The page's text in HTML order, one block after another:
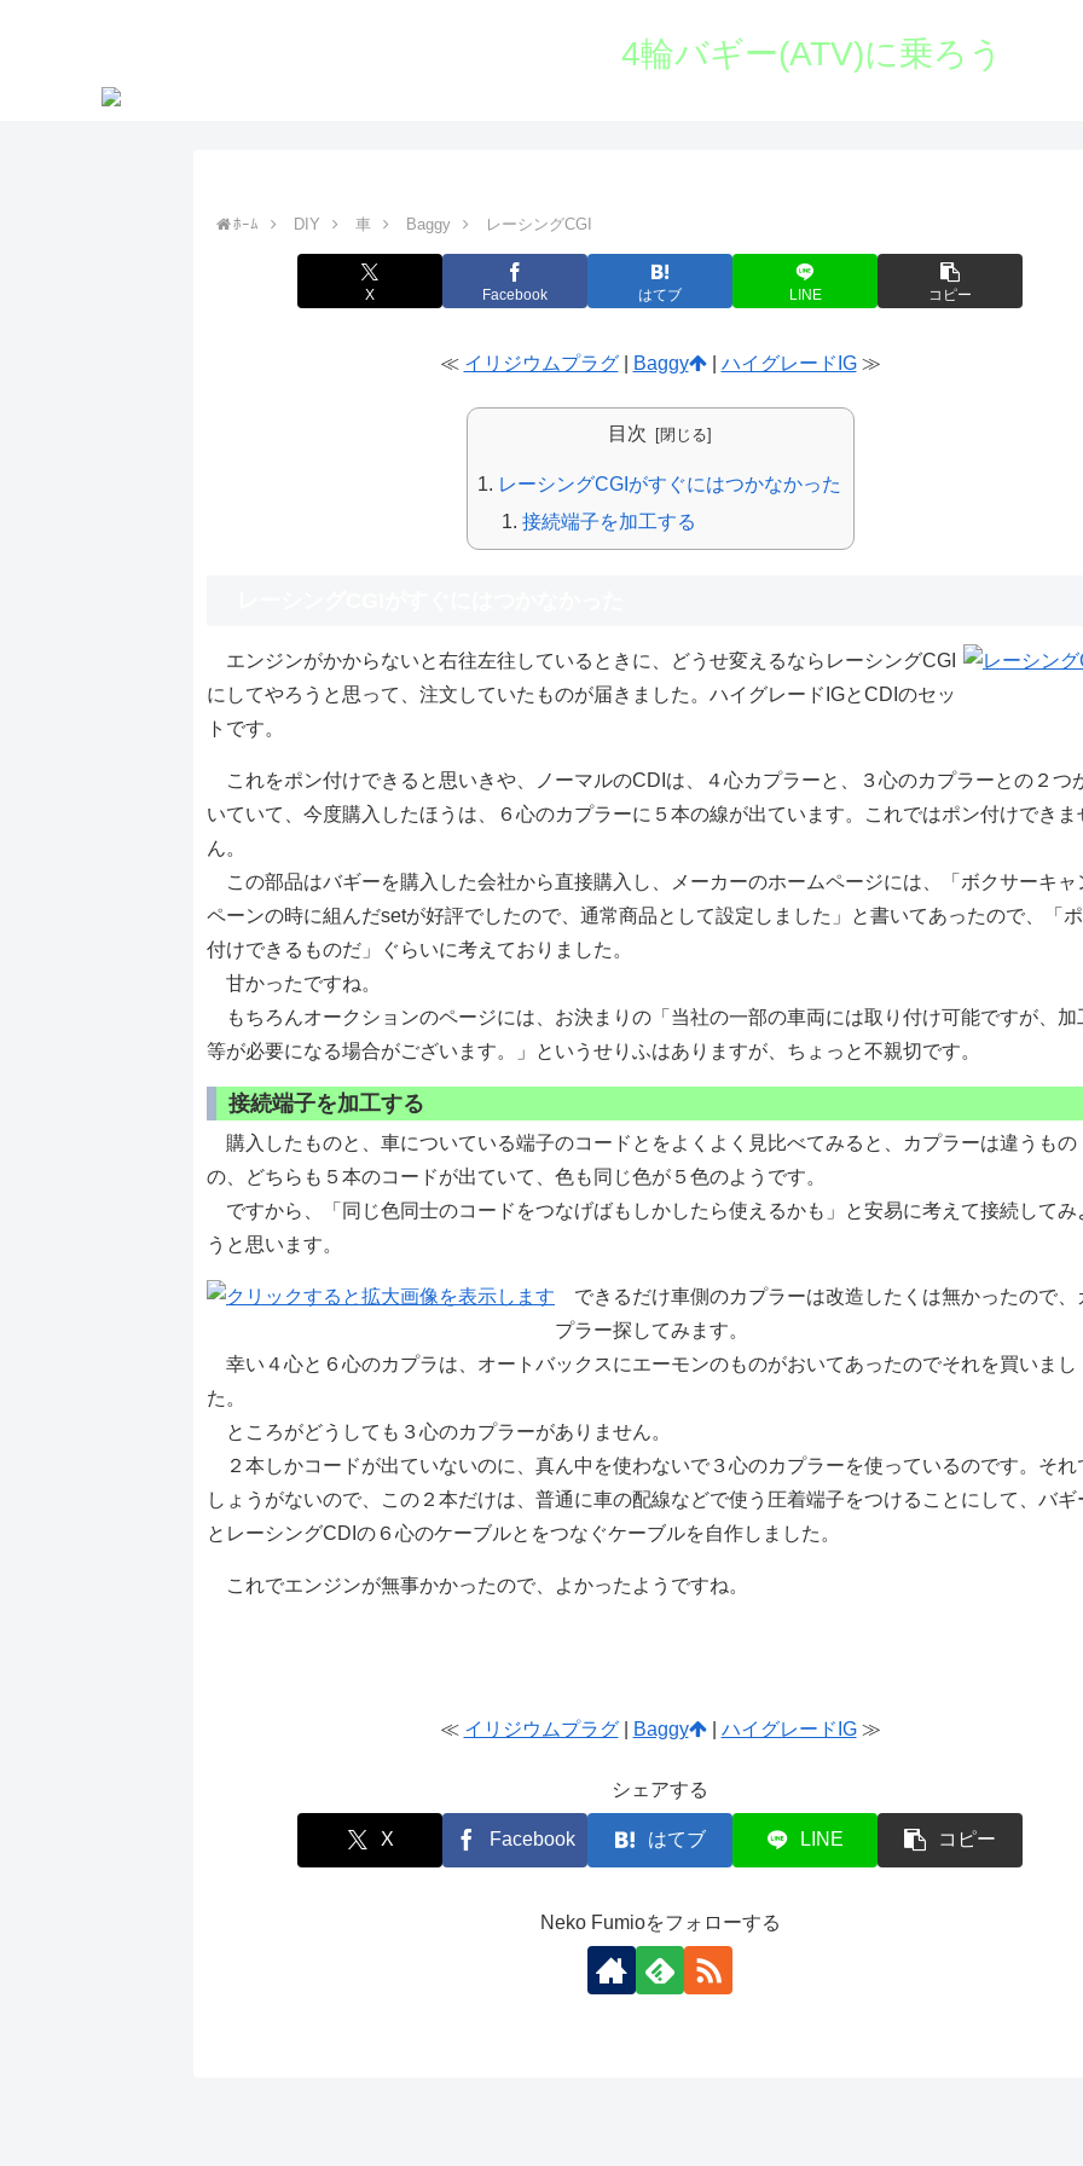
4輪バギー(ATV)に乗ろう
ﾎｰﾑ DIY 車 Baggy レーシングCGI
X Facebook はてブ LINE コピー
≪ イリジウムプラグ| Baggy | ハイグレードIG≫
目次
レーシングCGIがすぐにはつかなかった
接続端子を加工する
エンジンがかからないと右往左往しているときに、どうせ変えるなら レーシングCGI
にしてやろうと思って、注文していたものが届きました。ハイグレードIGとCDIのセッ
トです。
これをポン付けできると思いきや、ノーマルのCDIは、４心カプラーと、３心のカプラーとの２つ
いていて、今度購入したほうは、６心のカプラーに５本の線が出ています。これではポン付けできま
ん。
この部品はバギーを購入した会社から直接購入し、メーカーのホームページには、「ボクサーキャ
ペーンの時に組んだsetが好評でしたので、通常商品として設定しました」と書いてあったので、「
付けできるものだ」ぐらいに考えておりました。
甘かったですね。
もちろんオークションのページには、お決まりの「当社の一部の車両には取り付け可能ですが、加
等が必要になる場合がございます。」というせりふはありますが、ちょっと不親切です。
接続端子を加工する
購入したものと、車についている端子のコードとをよくよく見比べてみると、カプラーは違うもの
の、どちらも５本のコードが出ていて、色も同じ色が５色のようです。
ですから、「同じ色同士のコードをつなげばもしかしたら使えるかも」と安易に考えて接続してみ
うと思います。
できるだけ車側のカプラーは改造したくは無かったので、
プラー探してみます。
幸い４心と６心のカプラは、オートバックスにエーモンのものがおいてあったのでそれを買いまし
た。
ところがどうしても３心のカプラーがありません。
２本しかコードが出ていないのに、真ん中を使わないで３心のカプラーを使っているのです。それ
しょうがないので、この２本だけは、普通に車の配線などで使う圧着端子をつけることにして、バギ
とレーシングCDIの６心のケーブルとをつなぐケーブルを自作しました。
これでエンジンが無事かかったので、よかったようですね。
≪ イリジウムプラグ| Baggy | ハイグレードIG≫
シェアする
X Facebook はてブ LINE コピー
Neko Fumioをフォローする